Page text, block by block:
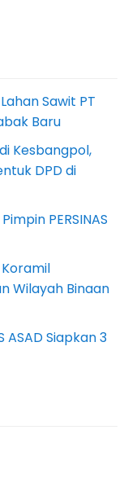
Sawit PT
Baru
Kesbangpol,
DPD di
PERSINAS
Wilayah Binaan
ASAD Siapkan 3